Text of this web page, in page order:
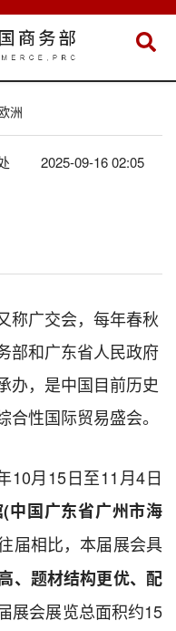
洲
2025-09-16 02:05
称广交会，每年春秋
部和广东省人民政府
办，是中国目前历史
性国际贸易盛会。
10月15日至11 月4日
(中国广东省广州市海
届相比，本届展会具
、题材结构更优、配
展会展览总面积约15